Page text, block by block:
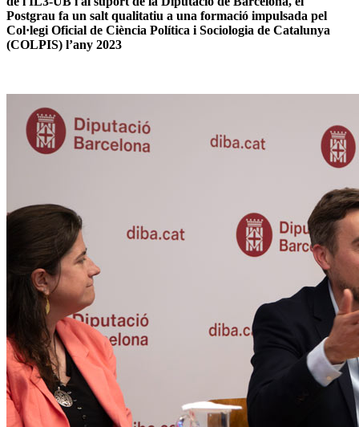
Postgrau fa un salt qualitatiu a una formació impulsada pel
Col·legi Oficial de Ciència Política i Sociologia de Catalunya
(COLPIS) l’any 2023